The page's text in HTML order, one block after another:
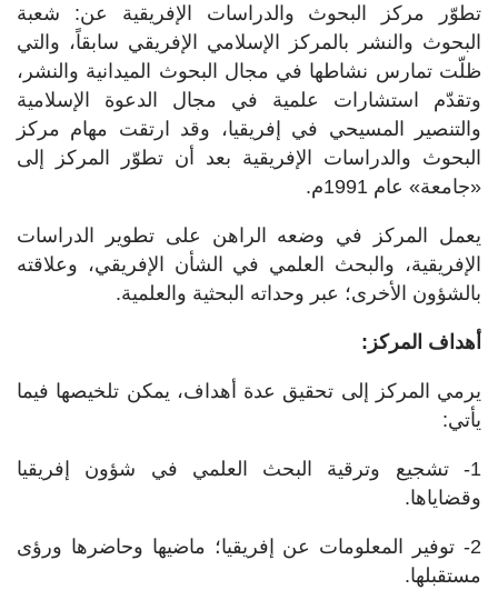
تطوّر مركز البحوث والدراسات الإفريقية عن: شعبة
البحوث والنشر بالمركز الإسلامي الإفريقي سابقاً، والتي
ظلّت تمارس نشاطها في مجال البحوث الميدانية والنشر،
وتقدّم استشارات علمية في مجال الدعوة الإسلامية
والتنصير المسيحي في إفريقيا، وقد ارتقت مهام مركز
البحوث والدراسات الإفريقية بعد أن تطوّر المركز إلى
«جامعة» عام 1991م.
يعمل المركز في وضعه الراهن على تطوير الدراسات
الإفريقية، والبحث العلمي في الشأن الإفريقي، وعلاقته
بالشؤون الأخرى؛ عبر وحداته البحثية والعلمية.
أهداف المركز:
يرمي المركز إلى تحقيق عدة أهداف، يمكن تلخيصها فيما
يأتي:
1- تشجيع وترقية البحث العلمي في شؤون إفريقيا
وقضاياها.
2- توفير المعلومات عن إفريقيا؛ ماضيها وحاضرها ورؤى
مستقبلها.